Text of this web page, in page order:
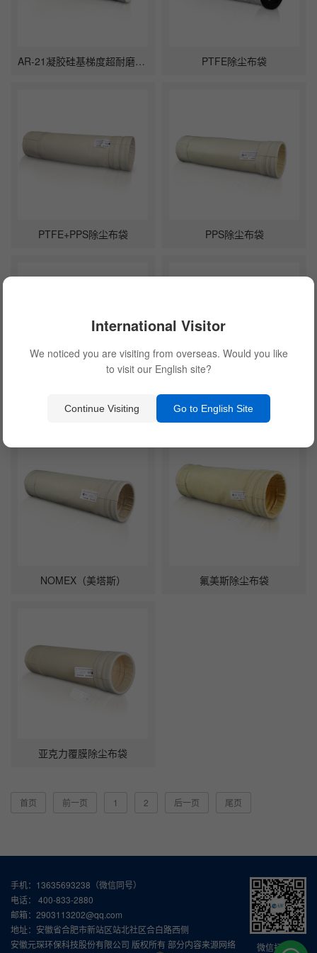
AR-21凝胶硅基梯度超耐磨滤料 PTFE除尘布袋
PTFE+PPS除尘布袋 PPS除尘布袋
P84除尘布袋 除尘脱硝一体化滤袋
NOMEX（美塔斯） 氟美斯除尘布袋
亚克力覆膜除尘布袋
首页 前一页 1 2 后一页 尾页
微信扫一扫
手机：13635693238（微信同号）
电话： 400-833-2880
邮箱：2903113202@qq.com
地址：安徽省合肥市新站区站北社区合白路西侧
安徽元琛环保科技股份有限公司 版权所有 部分内容来源网络
International Visitor
We noticed you are visiting from overseas. Would you like
to visit our English site?
Continue Visiting Go to English Site